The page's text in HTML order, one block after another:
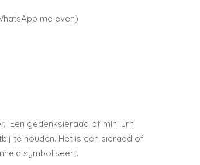
me even)
Een gedenksieraad of mini urn
te houden. Het is een sieraad of
symboliseert.